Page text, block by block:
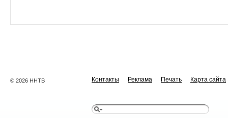
© 2026 ННТВ Контакты Реклама Печать Карта сайта